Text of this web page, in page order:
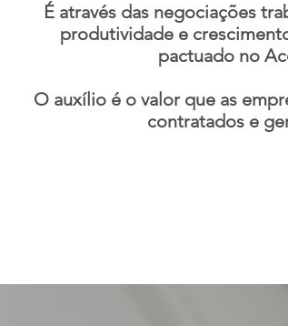
​É através das negociações
produtividade e
pactuado no
O auxílio é o valor que as
contratados e